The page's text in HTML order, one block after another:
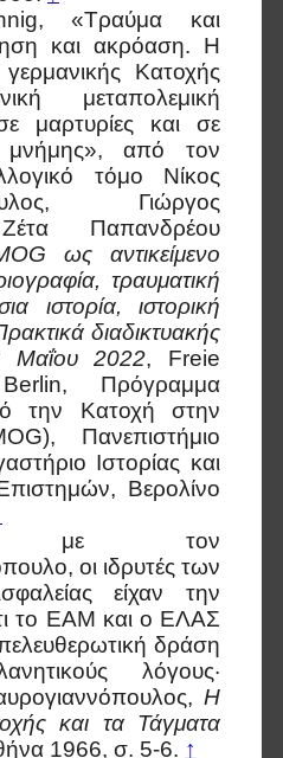
«Τραύμα και
και ακρόαση. Η
γερμανικής Κατοχής
μεταπολεμική
μαρτυρίες και σε
μνήμης», από τον
τόμο Νίκος
Γιώργος
Παπανδρέου
ως αντικείμενο
τραυματική
ιστορία, ιστορική
διαδικτυακής
Μαΐου 2022, Freie
Πρόγραμμα
την Κατοχή στην
Πανεπιστήμιο
Ιστορίας και
Βερολίνο
με τον
οι ιδρυτές των
είχαν την
το ΕΑΜ και ο ΕΛΑΣ
δράση
λόγους·
Η
και τα Τάγματα
1966, σ. 5-6. ↑